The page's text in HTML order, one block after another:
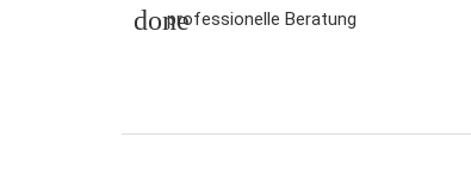
doneprofessionelle Beratung